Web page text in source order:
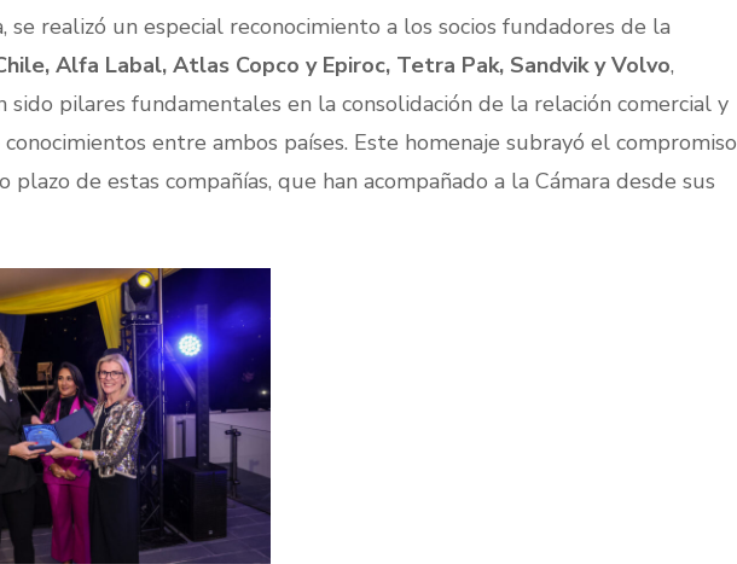
se realizó un especial reconocimiento a los socios fundadores de la
Alfa Labal, Atlas Copco y Epiroc, Tetra Pak, Sandvik y Volvo,
sido pilares fundamentales en la consolidación de la relación comercial y
entre ambos países. Este homenaje subrayó el compromiso
plazo de estas compañías, que han acompañado a la Cámara desde sus